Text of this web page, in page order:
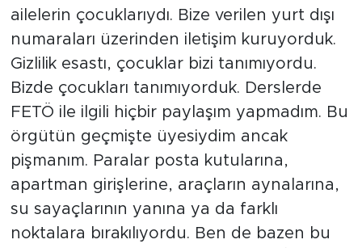
ailelerin çocuklarıydı. Bize verilen yurt dışı
numaraları üzerinden iletişim kuruyorduk.
Gizlilik esastı, çocuklar bizi tanımıyordu.
Bizde çocukları tanımıyorduk. Derslerde
FETÖ ile ilgili hiçbir paylaşım yapmadım. Bu
örgütün geçmişte üyesiydim ancak
pişmanım. Paralar posta kutularına,
apartman girişlerine, araçların aynalarına,
su sayaçlarının yanına ya da farklı
noktalara bırakılıyordu. Ben de bazen bu